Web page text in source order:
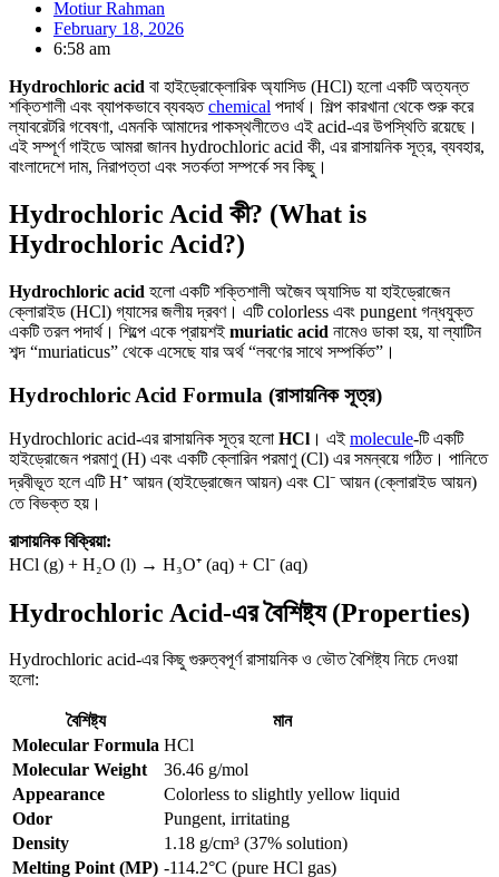
Motiur Rahman
February 18, 2026
6:58 am
Hydrochloric acid বা হাইড্রোক্লোরিক অ্যাসিড (HCl) হলো একটি অত্যন্ত
শক্তিশালী এবং ব্যাপকভাবে ব্যবহৃতchemical পদার্থ। শিল্প কারখানা থেকে শুরু করে
ল্যাবরেটরি গবেষণা, এমনকি আমাদের পাকস্থলীতেও এই acid-এর উপস্থিতি রয়েছে।
এই সম্পূর্ণ গাইডে আমরা জানব hydrochloric acid কী, এর রাসায়নিক সূত্র, ব্যবহার,
বাংলাদেশে দাম, নিরাপত্তা এবং সতর্কতা সম্পর্কে সব কিছু।
Hydrochloric Acid কী? (What is
Hydrochloric Acid?)
Hydrochloric acid হলো একটি শক্তিশালী অজৈব অ্যাসিড যা হাইড্রোজেন
ক্লোরাইড (HCl) গ্যাসের জলীয় দ্রবণ। এটি colorless এবং pungent গন্ধযুক্ত
একটি তরল পদার্থ। শিল্পে একে প্রায়শই muriatic acid নামেও ডাকা হয়, যা ল্যাটিন
শব্দ “muriaticus” থেকে এসেছে যার অর্থ “লবণের সাথে সম্পর্কিত”।
Hydrochloric Acid Formula (রাসায়নিক সূত্র)
Hydrochloric acid-এর রাসায়নিক সূত্র হলো HCl । এই molecule-টি একটি
হাইড্রোজেন পরমাণু (H) এবং একটি ক্লোরিন পরমাণু (Cl) এর সমন্বয়ে গঠিত। পানিতে
দ্রবীভূত হলে এটি H⁺ আয়ন (হাইড্রোজেন আয়ন) এবং Cl⁻ আয়ন (ক্লোরাইড আয়ন)
তে বিভক্ত হয়।
রাসায়নিক বিক্রিয়া:
HCl (g) + H₂O (l) → H₃O⁺ (aq) + Cl⁻ (aq)
Hydrochloric Acid-এর বৈশিষ্ট্য (Properties)
Hydrochloric acid-এর কিছু গুরুত্বপূর্ণ রাসায়নিক ও ভৌত বৈশিষ্ট্য নিচে দেওয়া
হলো:
বৈশিষ্ট্য
মান
Molecular Formula HCl
Molecular Weight
36.46 g/mol
Appearance
Colorless to slightly yellow liquid
Odor
Pungent, irritating
Density
1.18 g/cm³ (37% solution)
Melting Point (MP) -114.2°C (pure HCl gas)